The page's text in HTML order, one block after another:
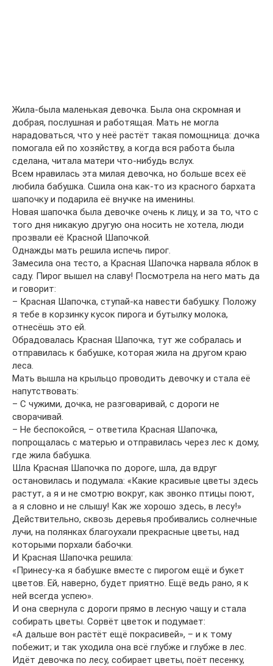
Жила-была маленькая девочка. Была она скромная и
добрая, послушная и работящая. Мать не могла
нарадоваться, что у неё растёт такая помощница: дочка
помогала ей по хозяйству, а когда вся работа была
сделана, читала матери что-нибудь вслух.
Всем нравилась эта милая девочка, но больше всех её
любила бабушка. Сшила она как-то из красного бархата
шапочку и подарила её внучке на именины.
Новая шапочка была девочке очень к лицу, и за то, что с
того дня никакую другую она носить не хотела, люди
прозвали её Красной Шапочкой.
Однажды мать решила испечь пирог.
Замесила она тесто, а Красная Шапочка нарвала яблок в
саду. Пирог вышел на славу! Посмотрела на него мать да
и говорит:
– Красная Шапочка, ступай-ка навести бабушку. Положу
я тебе в корзинку кусок пирога и бутылку молока,
отнесёшь это ей.
Обрадовалась Красная Шапочка, тут же собралась и
отправилась к бабушке, которая жила на другом краю
леса.
Мать вышла на крыльцо проводить девочку и стала её
напутствовать:
– С чужими, дочка, не разговаривай, с дороги не
сворачивай.
– Не беспокойся, – ответила Красная Шапочка,
попрощалась с матерью и отправилась через лес к дому,
где жила бабушка.
Шла Красная Шапочка по дороге, шла, да вдруг
остановилась и подумала: «Какие красивые цветы здесь
растут, а я и не смотрю вокруг, как звонко птицы поют,
а я словно и не слышу! Как же хорошо здесь, в лесу!»
Действительно, сквозь деревья пробивались солнечные
лучи, на полянках благоухали прекрасные цветы, над
которыми порхали бабочки.
И Красная Шапочка решила:
«Принесу-ка я бабушке вместе с пирогом ещё и букет
цветов. Ей, наверно, будет приятно. Ещё ведь рано, я к
ней всегда успею».
И она свернула с дороги прямо в лесную чащу и стала
собирать цветы. Сорвёт цветок и подумает:
«А дальше вон растёт ещё покрасивей», – и к тому
побежит; и так уходила она всё глубже и глубже в лес.
Идёт девочка по лесу, собирает цветы, поёт песенку,